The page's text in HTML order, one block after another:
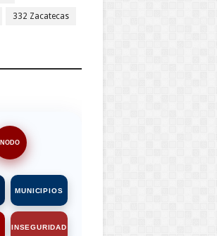
332 Zacatecas
NODO
MUNICIPIOS
INSEGURIDAD